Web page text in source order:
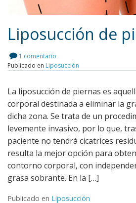
Leer más
Liposucción de
1 comentario
Publicado en Liposucción
La liposucción de piernas es
corporal destinada a eliminar la
dicha zona. Se trata de un
levemente invasivo, por lo que,
paciente no tendrá cicatrices
resulta la mejor opción para
contorno corporal, con
grasa sobrante. En la […]
Publicado en Liposucción